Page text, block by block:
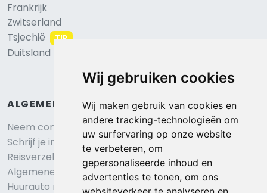
Wij gebruiken cookies
Wij maken gebruik van cookies en
andere tracking-technologieën om
uw surfervaring op onze website
te verbeteren, om
gepersonaliseerde inhoud en
advertenties te tonen, om ons
Frankrijk
Zwitserland
Tsjechië
TIP
Duitsland
ALGEMEEN
Neem contact op
Schrijf je in voor onze nieuwsbrief
Reisverzekering afsluiten
Algemene voorwaarden
Huurauto reserveren